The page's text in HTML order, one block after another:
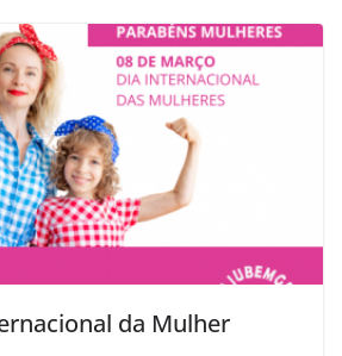
da Mulher